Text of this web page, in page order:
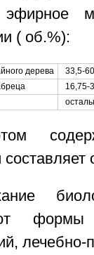
( об.%):
дерева
33,5-60
16,75-
формы